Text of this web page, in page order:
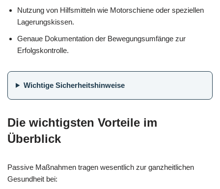
Nutzung von Hilfsmitteln wie Motorschiene oder speziellen
Lagerungskissen.
Genaue Dokumentation der Bewegungsumfänge zur
Erfolgskontrolle.
Wichtige Sicherheitshinweise
Die wichtigsten Vorteile im
Überblick
Passive Maßnahmen tragen wesentlich zur ganzheitlichen
Gesundheit bei: